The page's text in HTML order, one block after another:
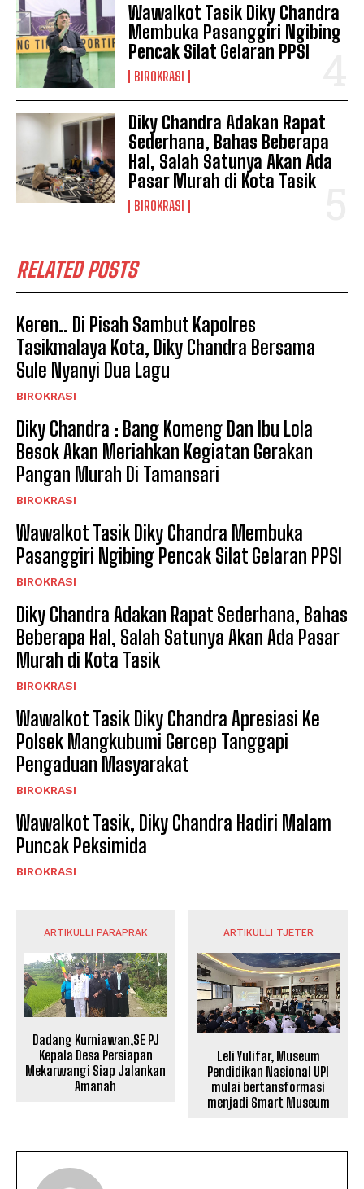
Wawalkot Tasik Diky Chandra
Membuka Pasanggiri Ngibing
Pencak Silat Gelaran PPSI
BIROKRASI
Diky Chandra Adakan Rapat
Sederhana, Bahas Beberapa
Hal, Salah Satunya Akan Ada
Pasar Murah di Kota Tasik
BIROKRASI
RELATED POSTS
Keren.. Di Pisah Sambut Kapolres
Tasikmalaya Kota, Diky Chandra Bersama
Sule Nyanyi Dua Lagu
BIROKRASI
Diky Chandra : Bang Komeng Dan Ibu Lola
Besok Akan Meriahkan Kegiatan Gerakan
Pangan Murah Di Tamansari
BIROKRASI
Wawalkot Tasik Diky Chandra Membuka
Pasanggiri Ngibing Pencak Silat Gelaran PPSI
BIROKRASI
Diky Chandra Adakan Rapat Sederhana, Bahas
Beberapa Hal, Salah Satunya Akan Ada Pasar
Murah di Kota Tasik
BIROKRASI
Wawalkot Tasik Diky Chandra Apresiasi Ke
Polsek Mangkubumi Gercep Tanggapi
Pengaduan Masyarakat
BIROKRASI
Wawalkot Tasik, Diky Chandra Hadiri Malam
Puncak Peksimida
BIROKRASI
ARTIKULLI PARAPRAK
Dadang Kurniawan,SE PJ
Kepala Desa Persiapan
Mekarwangi Siap Jalankan
Amanah
ARTIKULLI TJETËR
Leli Yulifar, Museum
Pendidikan Nasional UPI
mulai bertansformasi
menjadi Smart Museum